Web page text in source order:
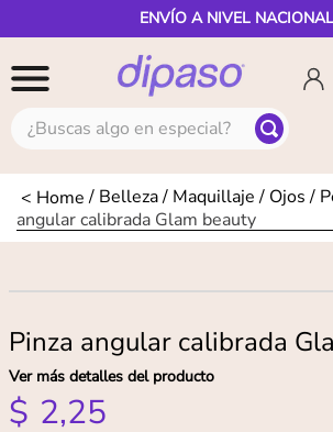
ENVÍO A NIVEL
¿Buscas algo en especial?
Belleza Maquillaje Ojos
angular calibrada Glam beauty
Pinza angular calibrada
Ver más detalles del producto
$ 2,25